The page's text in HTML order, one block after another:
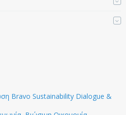
Bravo Sustainability Dialogue &